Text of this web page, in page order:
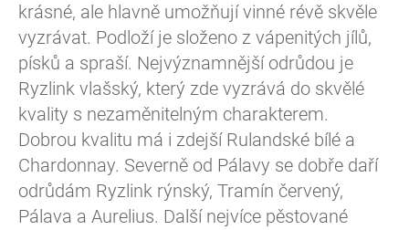
krásné, ale hlavně umožňují vinné révě skvěle
vyzrávat. Podloží je složeno z vápenitých jílů,
písků a spraší. Nejvýznamnější odrůdou je
Ryzlink vlašský, který zde vyzrává do skvělé
kvality s nezaměnitelným charakterem.
Dobrou kvalitu má i zdejší Rulandské bílé a
Chardonnay. Severně od Pálavy se dobře daří
odrůdám Ryzlink rýnský, Tramín červený,
Pálava a Aurelius. Další nejvíce pěstované